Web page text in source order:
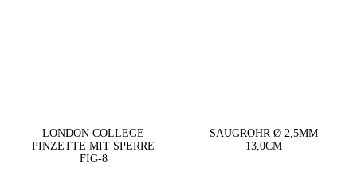
LONDON COLLEGE
PINZETTE MIT SPERRE
FIG-8
SAUGROHR Ø 2,5MM
13,0CM